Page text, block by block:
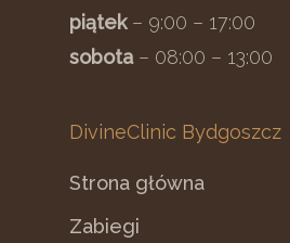
piątek– 9:00 – 17:00
sobota– 08:00 – 13:00
DivineClinic Bydgoszcz
Strona główna
Zabiegi